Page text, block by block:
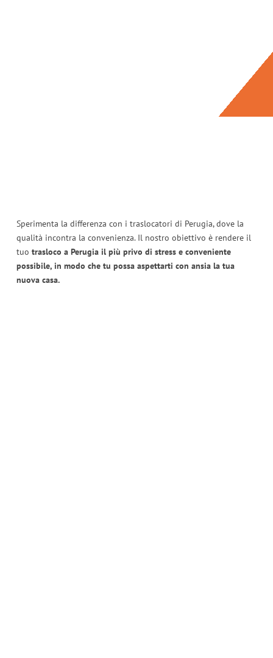
Sperimenta la differenza con i traslocatori di Perugia, dove la
qualità incontra la convenienza. Il nostro obiettivo è rendere il
tuo trasloco a Perugia il più privo di stress e conveniente
possibile, in modo che tu possa aspettarti con ansia la tua
nuova casa.